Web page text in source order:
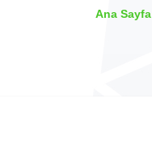
Ana Sayfa